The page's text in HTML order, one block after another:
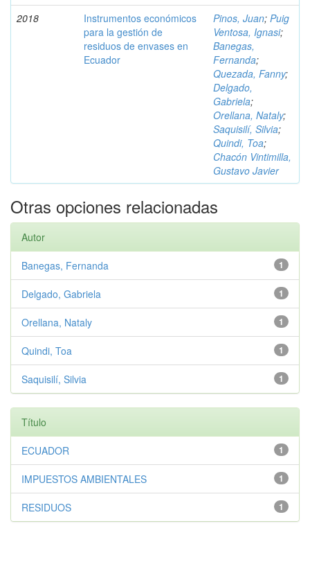
2018
Instrumentos económicos
para la gestión de
residuos de envases en
Ecuador
Pinos, Juan; Puig
Ventosa, Ignasi;
Banegas,
Fernanda;
Quezada, Fanny;
Delgado,
Gabriela;
Orellana, Nataly;
Saquisilí, Silvia;
Quindi, Toa;
Chacón Vintimilla,
Gustavo Javier
Otras opciones relacionadas
Autor
1
Banegas, Fernanda
1
Delgado, Gabriela
1
Orellana, Nataly
1
Quindi, Toa
1
Saquisilí, Silvia
Título
1
ECUADOR
1
IMPUESTOS AMBIENTALES
1
RESIDUOS